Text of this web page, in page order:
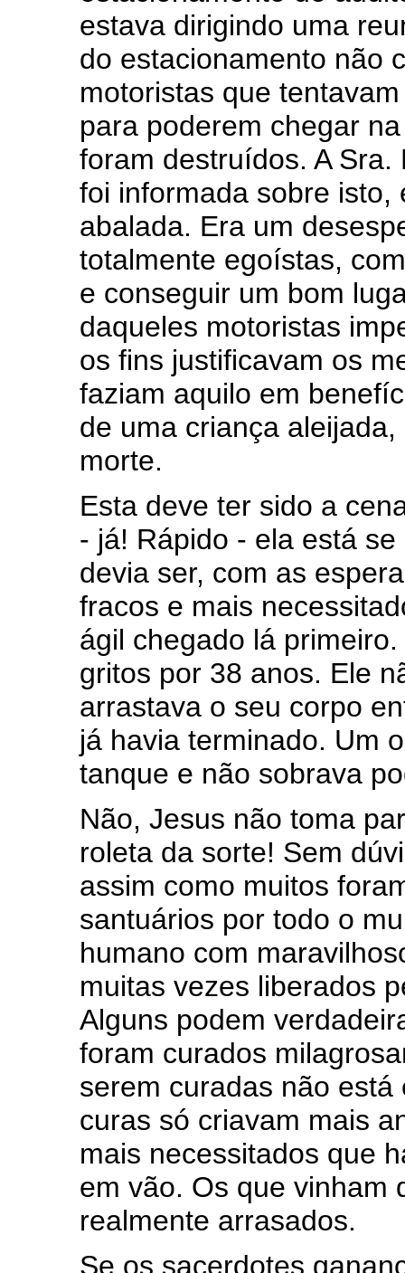
estava dirigindo uma
do estacionamento não
motoristas que
para poderem chegar
foram destruídos. A
foi informada sobre isto,
abalada. Era um
totalmente egoístas,
e conseguir um bom
daqueles motoristas
os fins justificavam os
faziam aquilo em
de uma criança
morte.
Esta deve ter sido a
- já! Rápido - ela está
devia ser, com as
fracos e mais
ágil chegado lá
gritos por 38 anos. Ele
arrastava o seu corpo
já havia terminado. Um
tanque e não sobrava
Não, Jesus não toma
roleta da sorte! Sem
assim como muitos
santuários por todo o
humano com
muitas vezes liberados
Alguns podem
foram curados
serem curadas não
curas só criavam mais
mais necessitados que
em vão. Os que vinham
realmente arrasados.
Se os sacerdotes